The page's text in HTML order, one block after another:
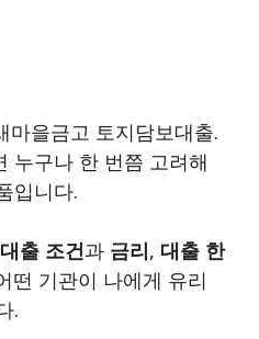
마을금고 토지담보대출.
누구나 한 번쯤 고려해
입니다.
대출 조건과 금리, 대출 한
떤 기관이 나에게 유리
.